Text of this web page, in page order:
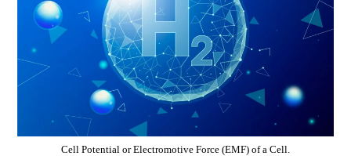
Cell Potential or Electromotive Force (EMF) of a Cell.